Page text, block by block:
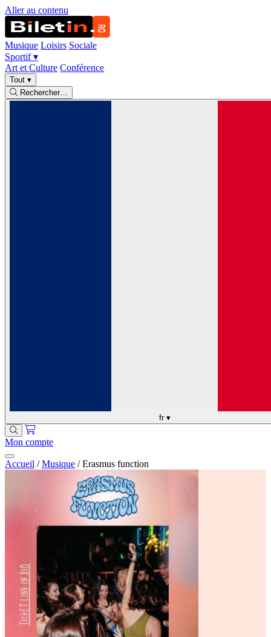
Aller au contenu
Musique Loisirs Sociale
Sportif▾
Art et Culture Conférence
Tout ▾
Rechercher…
fr ▾
Mon compte
Accueil / Musique / Erasmus function